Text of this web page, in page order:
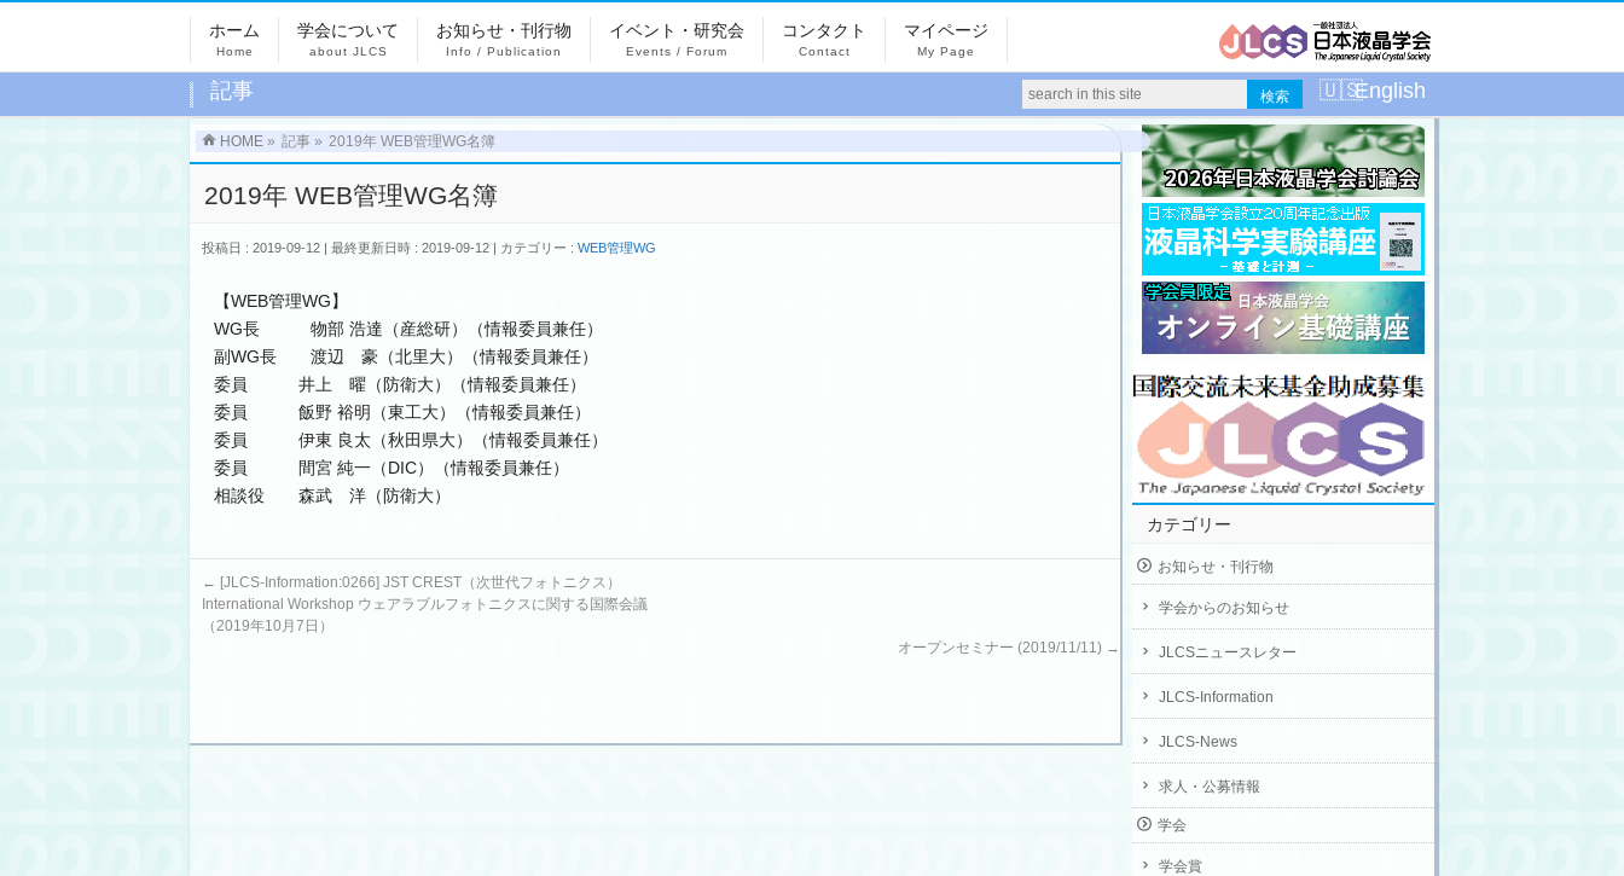
ホーム
Home
学会について
about JLCS
お知らせ・刊行物
Info / Publication
イベント・研究会
Events / Forum
コンタクト
Contact
マイページ
My Page
記事 English
HOME » 記事 » 2019年 WEB管理WG名簿
2019年 WEB管理WG名簿
投稿日 : 2019-09-12 最終更新日時 : 2019-09-12 カテゴリー : WEB管理WG
【WEB管理WG】
WG長 物部 浩達（産総研）（情報委員兼任）
副WG長 渡辺 豪（北里大）（情報委員兼任）
委員 井上 曜（防衛大）（情報委員兼任）
委員 飯野 裕明（東工大）（情報委員兼任）
委員 伊東 良太（秋田県大）（情報委員兼任）
委員 間宮 純一（DIC）（情報委員兼任）
相談役 森武 洋（防衛大）
← [JLCS-Information:0266] JST CREST（次世代フォトニクス）
International Workshop ウェアラブルフォトニクスに関する国際会議
（2019年10月7日）
オープンセミナー (2019/11/11) →
カテゴリー
お知らせ・刊行物
学会からのお知らせ
JLCSニュースレター
JLCS-Information
JLCS-News
求人・公募情報
学会
学会賞